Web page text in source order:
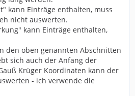
kann Einträge enthalten, muss
nicht auswerten.
kann Einträge enthalten,
den oben genannten Abschnitten
sich auch der Anfang der
Krüger Koordinaten kann der
- ich verwende die